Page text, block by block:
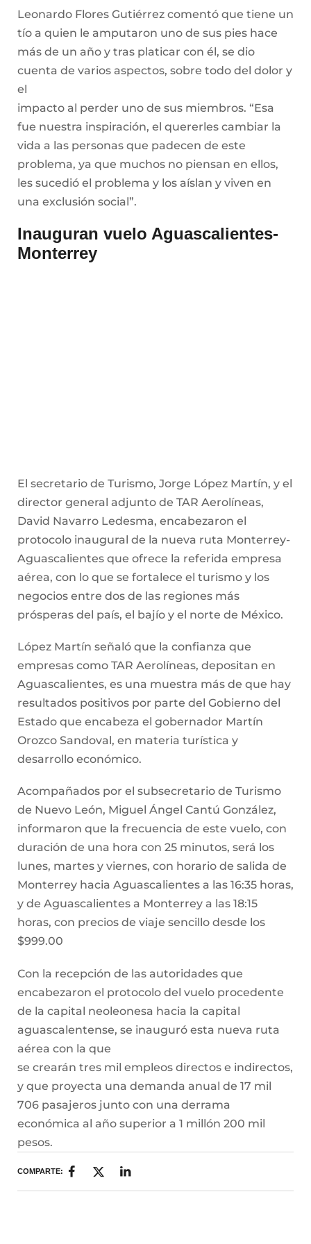
problema, ya que muchos no piensan en ellos,
les sucedió el problema y los aíslan y viven en
una exclusión social”.
Inauguran vuelo Aguascalientes-
Monterrey
El secretario de Turismo, Jorge López Martín, y el
director general adjunto de TAR Aerolíneas,
David Navarro Ledesma, encabezaron el
protocolo inaugural de la nueva ruta Monterrey-
aérea, con lo que se fortalece el turismo y los
negocios entre dos de las regiones más
informaron que la frecuencia de este vuelo, con
duración de una hora con 25 minutos, será los
lunes, martes y viernes, con horario de salida de
Monterrey hacia Aguascalientes a las 16:35 horas,
y de Aguascalientes a Monterrey a las 18:15
horas, con precios de viaje sencillo desde los
$999.00
encabezaron el protocolo del vuelo procedente
de la capital neoleonesa hacia la capital
aguascalentense, se inauguró esta nueva ruta
aérea con la que
se crearán tres mil empleos directos e indirectos,
y que proyecta una demanda anual de 17 mil
706 pasajeros junto con una derrama
económica al año superior a 1 millón 200 mil
pesos.
COMPARTE:
MÁS NOTICIAS
Historias que
inspiran
2025 @Todos los
derechos reservados